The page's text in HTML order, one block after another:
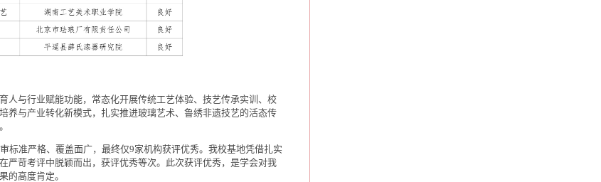
人与行业赋能功能，常态化开展传统工艺体验、技艺传承实训、校
养与产业转化新模式，扎实推进玻璃艺术、鲁绣非遗技艺的活态传
标准严格、覆盖面广，最终仅9家机构获评优秀。我校基地凭借扎实
严苛考评中脱颖而出，获评优秀等次。此次获评优秀，是学会对我
的高度肯定。